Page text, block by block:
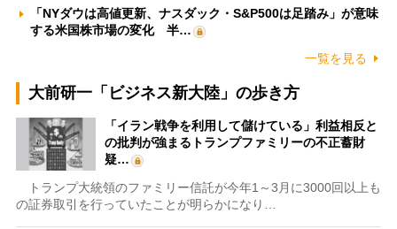
「NYダウは高値更新、ナスダック・S&P500は足踏み」が意味
する米国株市場の変化 半…
一覧を見る
大前研一「ビジネス新大陸」の歩き方
「イラン戦争を利用して儲けている」利益相反と
の批判が強まるトランプファミリーの不正蓄財
疑…
トランプ大統領のファミリー信託が今年1～3月に3000回以上も
の証券取引を行っていたことが明らかになり…